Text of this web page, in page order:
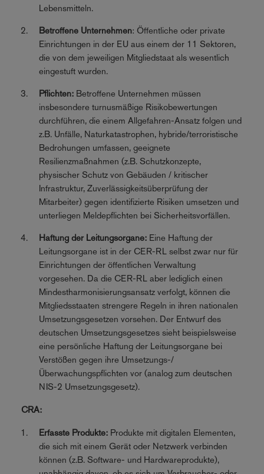
Lebensmitteln.
Betroffene Unternehmen: Öffentliche oder private
Einrichtungen in der EU aus einem der 11 Sektoren,
die von dem jeweiligen Mitgliedstaat als wesentlich
eingestuft wurden.
Pflichten: Betroffene Unternehmen müssen
insbesondere turnusmäßige Risikobewertungen
durchführen, die einem Allgefahren-Ansatz folgen und
z.B. Unfälle, Naturkatastrophen, hybride/terroristische
Bedrohungen umfassen, geeignete
Resilienzmaßnahmen (z.B. Schutzkonzepte,
physischer Schutz von Gebäuden / kritischer
Infrastruktur, Zuverlässigkeitsüberprüfung der
Mitarbeiter) gegen identifizierte Risiken umsetzen und
unterliegen Meldepflichten bei Sicherheitsvorfällen.
Haftung der Leitungsorgane:Eine Haftung der
Leitungsorgane ist in der CER-RL selbst zwar nur für
Einrichtungen der öffentlichen Verwaltung
vorgesehen. Da die CER-RL aber lediglich einen
Mindestharmonisierungsansatz verfolgt, können die
Mitgliedsstaaten strengere Regeln in ihren nationalen
Umsetzungsgesetzen vorsehen. Der Entwurf des
deutschen Umsetzungsgesetzes sieht beispielsweise
eine persönliche Haftung der Leitungsorgane bei
Verstößen gegen ihre Umsetzungs-/
Überwachungspflichten vor (analog zum deutschen
NIS-2 Umsetzungsgesetz).
CRA:
Erfasste Produkte:Produkte mit digitalen Elementen,
die sich mit einem Gerät oder Netzwerk verbinden
können (z.B. Software- und Hardwareprodukte),